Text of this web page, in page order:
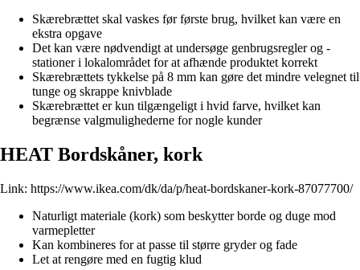
Skærebrættet skal vaskes før første brug, hvilket kan være en
ekstra opgave
Det kan være nødvendigt at undersøge genbrugsregler og -
stationer i lokalområdet for at afhænde produktet korrekt
Skærebrættets tykkelse på 8 mm kan gøre det mindre velegnet til
tunge og skrappe knivblade
Skærebrættet er kun tilgængeligt i hvid farve, hvilket kan
begrænse valgmulighederne for nogle kunder
HEAT Bordskåner, kork
Link: https://www.ikea.com/dk/da/p/heat-bordskaner-kork-87077700/
Naturligt materiale (kork) som beskytter borde og duge mod
varmepletter
Kan kombineres for at passe til større gryder og fade
Let at rengøre med en fugtig klud